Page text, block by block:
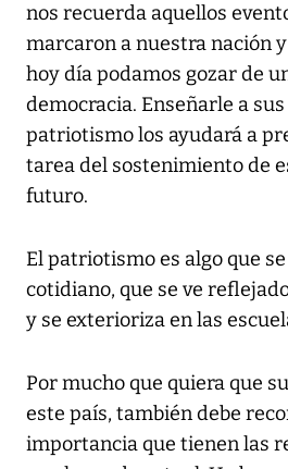
nos recuerda aquellos
marcaron a nuestra nación
hoy día podamos gozar de
democracia. Enseñarle a
patriotismo los ayudará a
tarea del sostenimiento de
futuro.
El patriotismo es algo que
cotidiano, que se ve
y se exterioriza en las
Por mucho que quiera que
este país, también debe
importancia que tienen las